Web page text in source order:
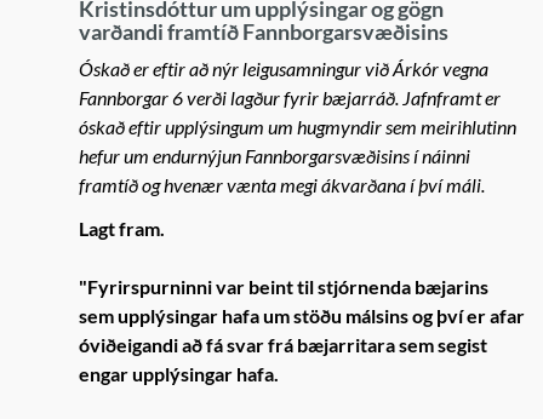
Kristinsdóttur um upplýsingar og gögn
varðandi framtíð Fannborgarsvæðisins
Óskað er eftir að nýr leigusamningur við Árkór vegna
Fannborgar 6 verði lagður fyrir bæjarráð. Jafnframt er
óskað eftir upplýsingum um hugmyndir sem meirihlutinn
hefur um endurnýjun Fannborgarsvæðisins í náinni
framtíð og hvenær vænta megi ákvarðana í því máli.
Lagt fram.
"Fyrirspurninni var beint til stjórnenda bæjarins
sem upplýsingar hafa um stöðu málsins og því er afar
óviðeigandi að fá svar frá bæjarritara sem segist
engar upplýsingar hafa.